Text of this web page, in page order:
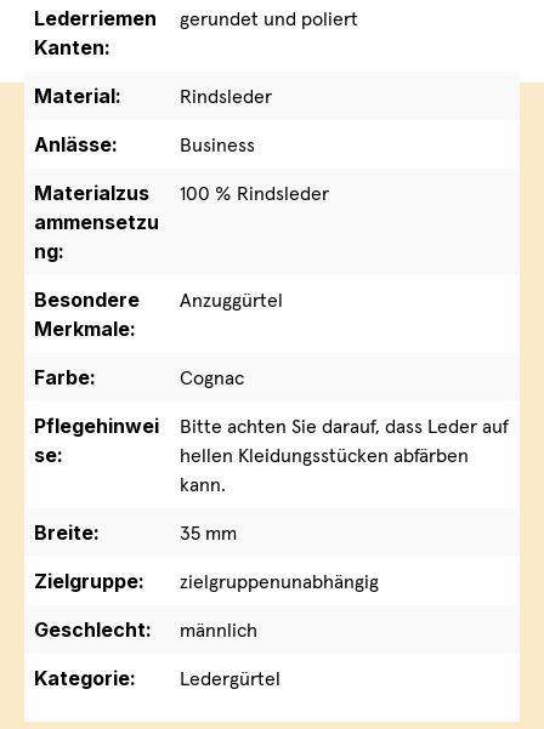
Lederriemen
Kanten:
gerundet und poliert
Material:
Rindsleder
Anlässe:
Business
Materialzus
ammensetzu
ng:
100 % Rindsleder
Besondere
Merkmale:
Anzuggürtel
Farbe:
Cognac
Pflegehinwei
se:
Bitte achten Sie darauf, dass Leder auf
hellen Kleidungsstücken abfärben
kann.
Breite:
35 mm
Zielgruppe:
zielgruppenunabhängig
Geschlecht:
männlich
Kategorie:
Ledergürtel